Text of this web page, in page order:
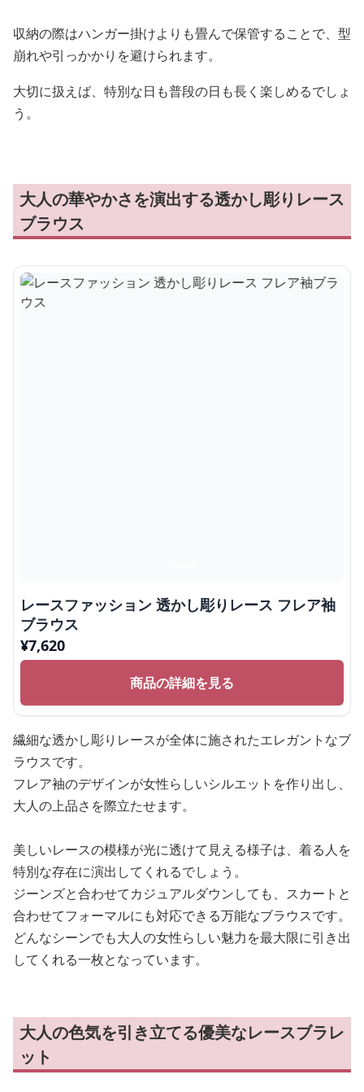
収納の際はハンガー掛けよりも畳んで保管することで、型
崩れや引っかかりを避けられます。
大切に扱えば、特別な日も普段の日も長く楽しめるでしょ
う。
大人の華やかさを演出する透かし彫りレース
ブラウス
レースファッション 透かし彫りレース フレア袖
ブラウス
¥7,620
商品の詳細を見る
繊細な透かし彫りレースが全体に施されたエレガントなブ
ラウスです。
フレア袖のデザインが女性らしいシルエットを作り出し、
大人の上品さを際立たせます。
美しいレースの模様が光に透けて見える様子は、着る人を
特別な存在に演出してくれるでしょう。
ジーンズと合わせてカジュアルダウンしても、スカートと
合わせてフォーマルにも対応できる万能なブラウスです。
どんなシーンでも大人の女性らしい魅力を最大限に引き出
してくれる一枚となっています。
大人の色気を引き立てる優美なレースブラレ
ット